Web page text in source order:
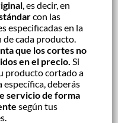
ciertas características y
, es decir, en
con las
especificadas en la
de cada producto.
que los cortes no
en el precio. Si
producto cortado a
específica, deberás
servicio de forma
según tus